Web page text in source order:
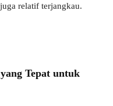
relatif terjangkau.
Tepat untuk